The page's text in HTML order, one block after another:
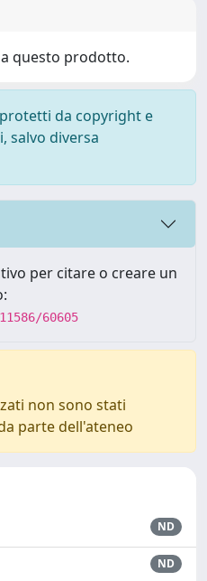
questo prodotto.
da copyright e
salvo diversa
per citare o creare un
60605
non sono stati
parte dell'ateneo
ND
ND